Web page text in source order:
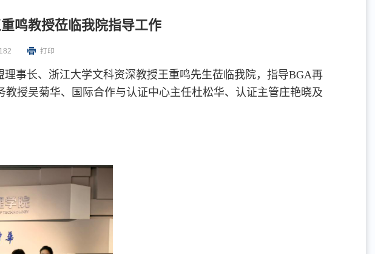
鸣教授莅临我院指导工作
182 打印
事长、浙江大学文科资深教授王重鸣先生莅临我院，指导BGA再
授吴菊华、国际合作与认证中心主任杜松华、认证主管庄艳晓及